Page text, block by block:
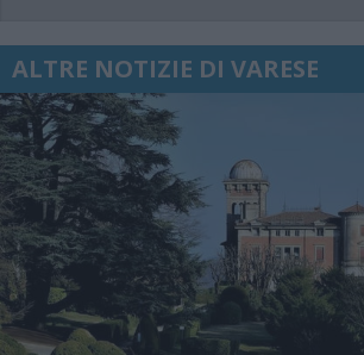
ALTRE NOTIZIE DI VARESE